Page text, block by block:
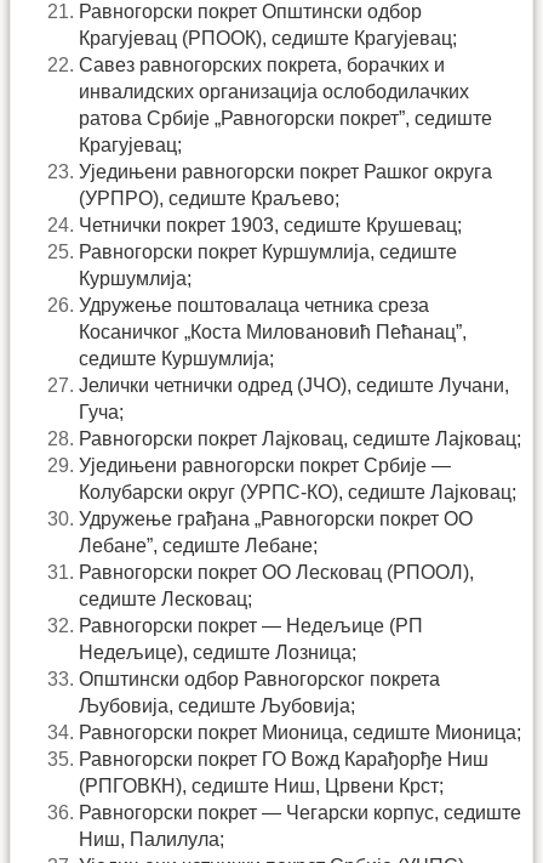
Равногорски покрет Општински одбор
Крагујевац (РПООК), седиште Крагујевац;
Савез равногорских покрета, борачких и
инвалидских организација ослободилачких
ратова Србије „Равногорски покрет”, седиште
Крагујевац;
Уједињени равногорски покрет Рашког округа
(УРПРО), седиште Краљево;
Четнички покрет 1903, седиште Крушевац;
Равногорски покрет Куршумлија, седиште
Куршумлија;
Удружење поштовалаца четника среза
Косаничког „Коста Миловановић Пећанац”,
седиште Куршумлија;
Јелички четнички одред (ЈЧО), седиште Лучани,
Гуча;
Равногорски покрет Лајковац, седиште Лајковац;
Уједињени равногорски покрет Србије —
Колубарски округ (УРПС-КО), седиште Лајковац;
Удружење грађана „Равногорски покрет ОО
Лебане”, седиште Лебане;
Равногорски покрет ОО Лесковац (РПООЛ),
седиште Лесковац;
Равногорски покрет — Недељице (РП
Недељице), седиште Лозница;
Општински одбор Равногорског покрета
Љубовија, седиште Љубовија;
Равногорски покрет Мионица, седиште Мионица;
Равногорски покрет ГО Вожд Карађорђе Ниш
(РПГОВКН), седиште Ниш, Црвени Крст;
Равногорски покрет — Чегарски корпус, седиште
Ниш, Палилула;